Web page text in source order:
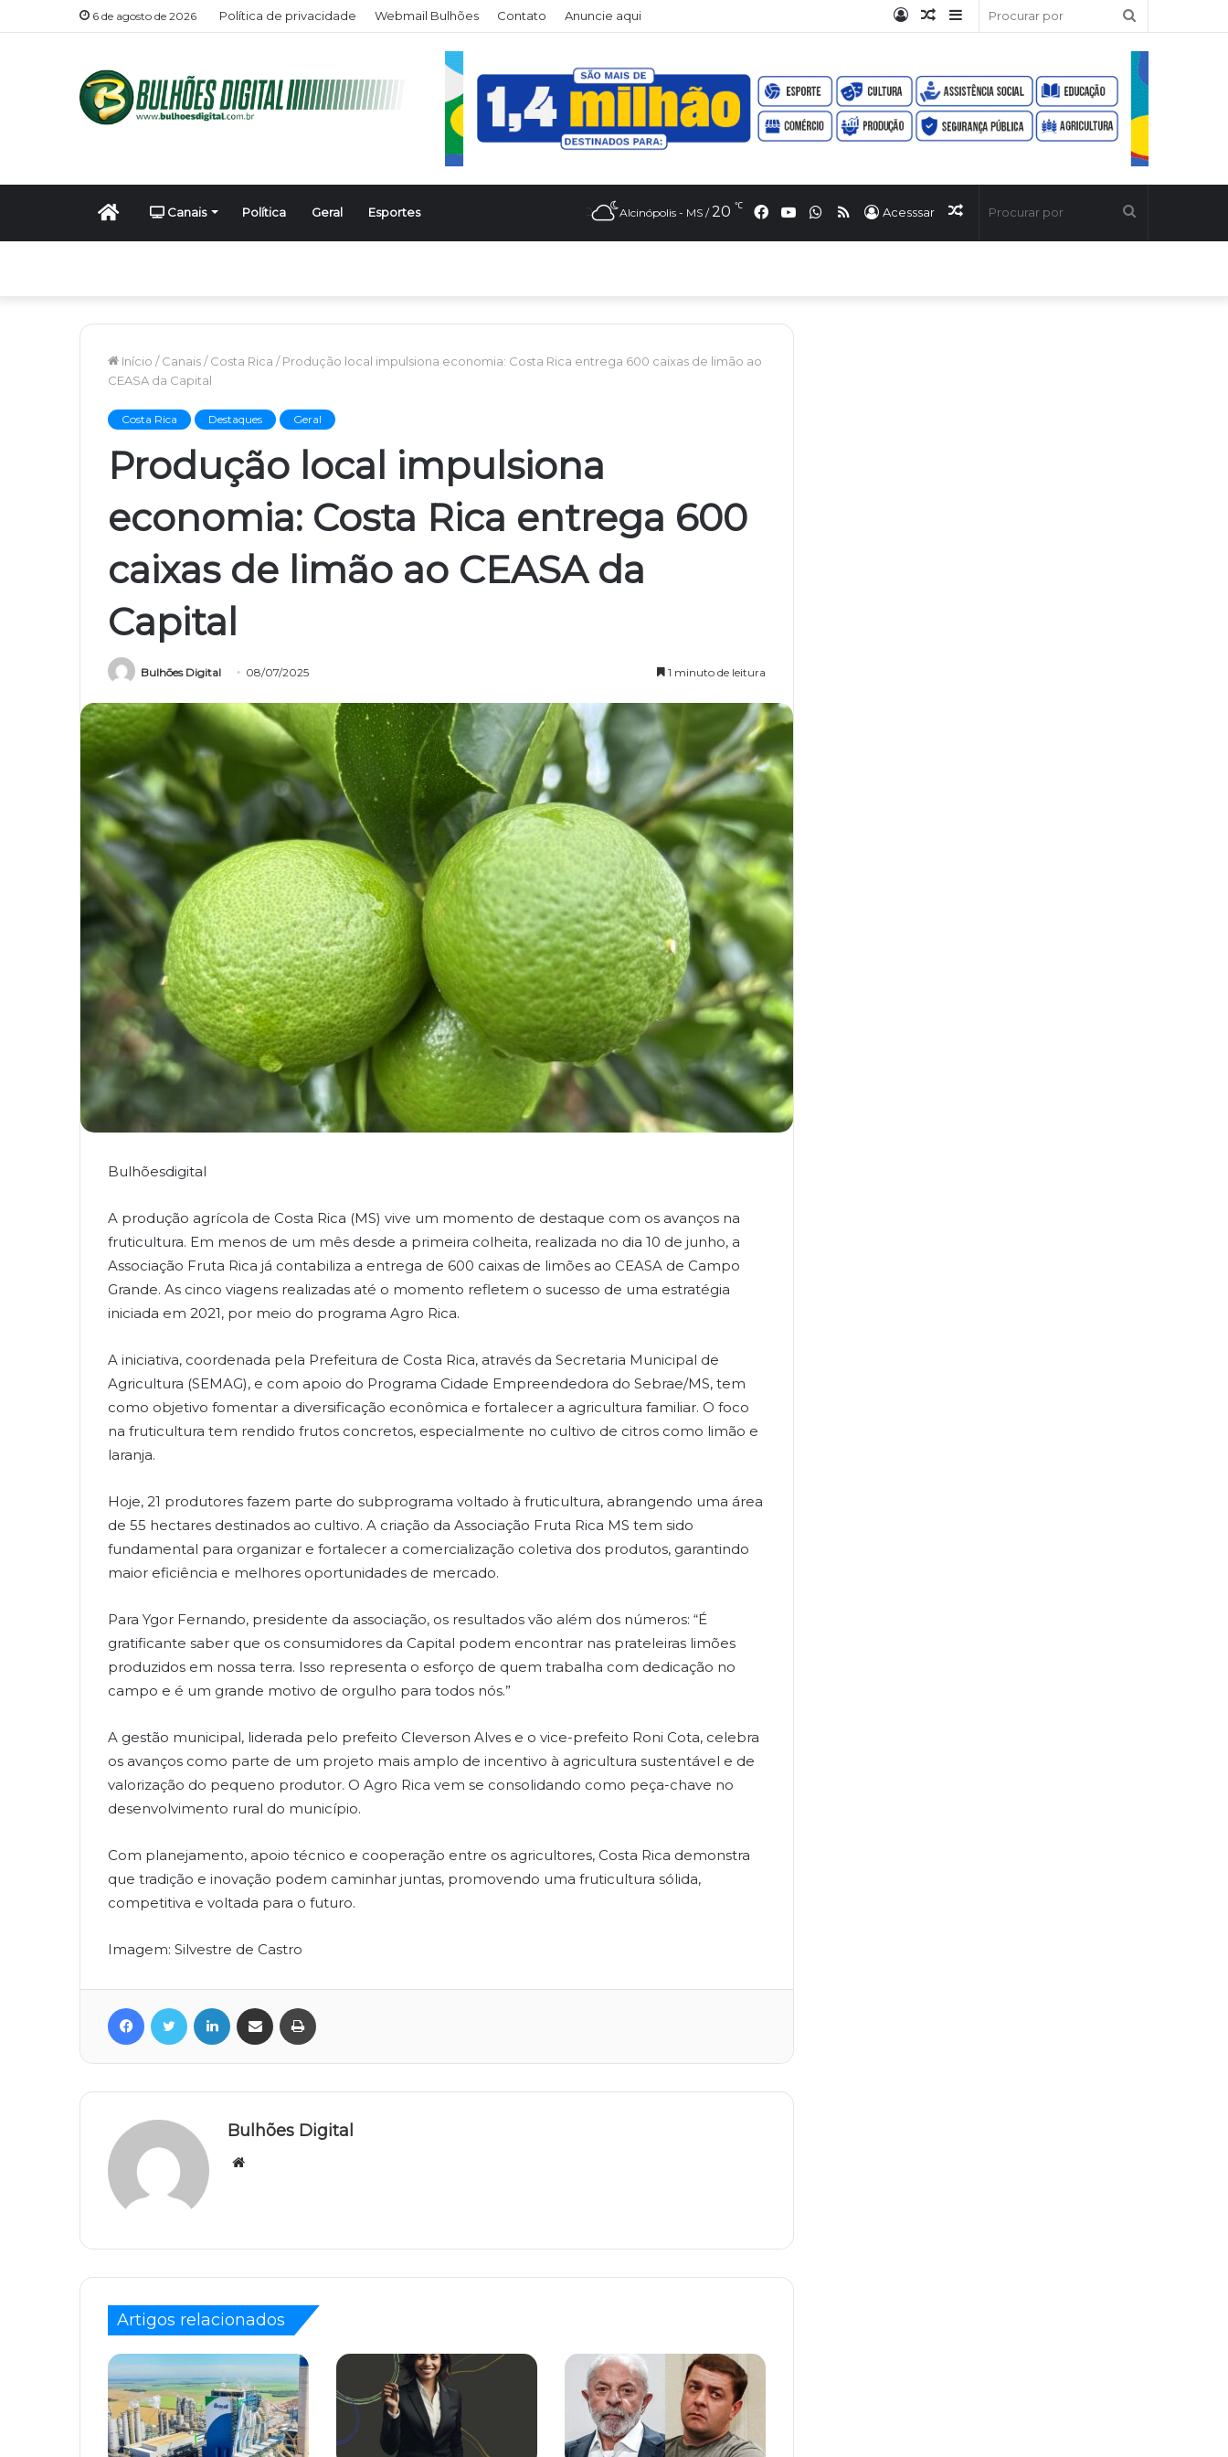
6 de agosto de 2026 Política de privacidade Webmail Bulhões Contato Anuncie aqui
por
Barra
Artigo
Entrar
Início Canais Política Geral Esportes Artigo
Acesssar
RSS
WhatsApp
YouTube
Facebook
Alcinópolis - MS / 20 ℃
Início / Canais/ Costa Rica / Produção local impulsiona economia: Costa Rica entrega 600 caixas de limão ao
CEASA da Capital
Costa Rica Destaques Geral
Produção local impulsiona
economia: Costa Rica entrega 600
caixas de limão ao CEASA da
Capital
Bulhões Digital 08/07/2025 1 minuto de leitura
Bulhõesdigital
A produção agrícola de Costa Rica (MS) vive um momento de destaque com os avanços na
fruticultura. Em menos de um mês desde a primeira colheita, realizada no dia 10 de junho, a
Associação Fruta Rica já contabiliza a entrega de 600 caixas de limões ao CEASA de Campo
Grande. As cinco viagens realizadas até o momento refletem o sucesso de uma estratégia
iniciada em 2021, por meio do programa Agro Rica.
A iniciativa, coordenada pela Prefeitura de Costa Rica, através da Secretaria Municipal de
Agricultura (SEMAG), e com apoio do Programa Cidade Empreendedora do Sebrae/MS, tem
como objetivo fomentar a diversificação econômica e fortalecer a agricultura familiar. O foco
na fruticultura tem rendido frutos concretos, especialmente no cultivo de citros como limão e
laranja.
Hoje, 21 produtores fazem parte do subprograma voltado à fruticultura, abrangendo uma área
de 55 hectares destinados ao cultivo. A criação da Associação Fruta Rica MS tem sido
fundamental para organizar e fortalecer a comercialização coletiva dos produtos, garantindo
maior eficiência e melhores oportunidades de mercado.
Para Ygor Fernando, presidente da associação, os resultados vão além dos números: “É
gratificante saber que os consumidores da Capital podem encontrar nas prateleiras limões
produzidos em nossa terra. Isso representa o esforço de quem trabalha com dedicação no
campo e é um grande motivo de orgulho para todos nós.”
A gestão municipal, liderada pelo prefeito Cleverson Alves e o vice-prefeito Roni Cota, celebra
os avanços como parte de um projeto mais amplo de incentivo à agricultura sustentável e de
valorização do pequeno produtor. O Agro Rica vem se consolidando como peça-chave no
desenvolvimento rural do município.
Com planejamento, apoio técnico e cooperação entre os agricultores, Costa Rica demonstra
que tradição e inovação podem caminhar juntas, promovendo uma fruticultura sólida,
competitiva e voltada para o futuro.
Imagem: Silvestre de Castro
FacebookTwitter Linkedin Compartilhar via e-mail
Bulhões Digital
Website
Artigos relacionados